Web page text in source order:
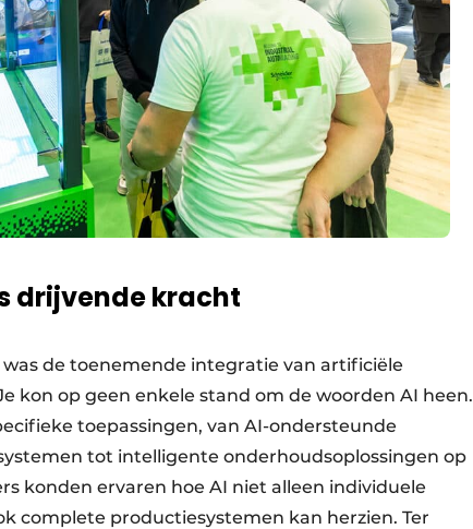
drijvende kracht
de toenemende integratie van artificiële
kon op geen enkele stand om de woorden AI heen.
toepassingen, van AI-ondersteunde
tot intelligente onderhoudsoplossingen op
konden ervaren hoe AI niet alleen individuele
complete productiesystemen kan herzien. Ter